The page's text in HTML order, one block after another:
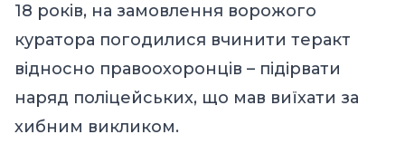
18 років, на замовлення ворожого
куратора погодилися вчинити теракт
відносно правоохоронців – підірвати
наряд поліцейських, що мав виїхати за
хибним викликом.